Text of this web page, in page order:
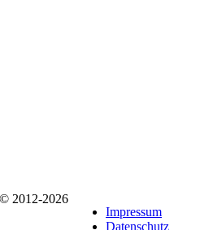
Impressum
Datenschutz
2012-2026